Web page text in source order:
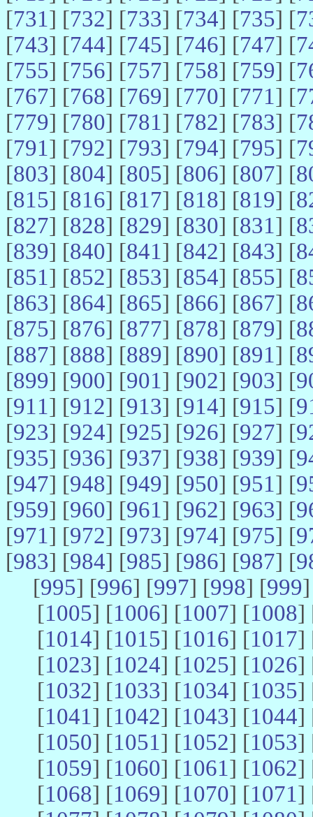
[731] [732] [733] [734] [735] [
[743] [744] [745] [746] [747] [
[755] [756] [757] [758] [759] [
[767] [768] [769] [770] [771] [
[779] [780] [781] [782] [783] [
[791] [792] [793] [794] [795] [
[803] [804] [805] [806] [807] [
[815] [816] [817] [818] [819] [
[827] [828] [829] [830] [831] [
[839] [840] [841] [842] [843] [
[851] [852] [853] [854] [855] [
[863] [864] [865] [866] [867] [
[875] [876] [877] [878] [879] [
[887] [888] [889] [890] [891] [
[899] [900] [901] [902] [903] [
[911] [912] [913] [914] [915] [
[923] [924] [925] [926] [927] [
[935] [936] [937] [938] [939] [
[947] [948] [949] [950] [951] [
[959] [960] [961] [962] [963] [
[971] [972] [973] [974] [975] [
[983] [984] [985] [986] [987] [
[995] [996] [997] [998] [999
[1005] [1006] [1007] [1008]
[1014] [1015] [1016] [1017]
[1023] [1024] [1025] [1026]
[1032] [1033] [1034] [1035]
[1041] [1042] [1043] [1044]
[1050] [1051] [1052] [1053]
[1059] [1060] [1061] [1062]
[1068] [1069] [1070] [1071]